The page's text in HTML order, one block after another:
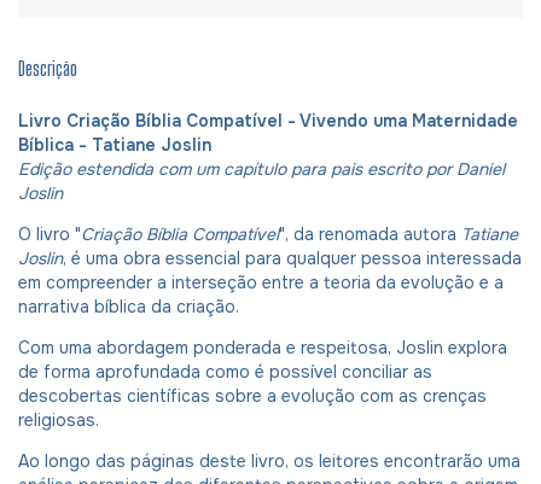
Descrição
Livro Criação Bíblia Compatível - Vivendo uma Maternidade
Bíblica - Tatiane Joslin
Edição estendida com um capítulo para pais escrito por Daniel
Joslin
O livro "Criação Bíblia Compatível", da renomada autora Tatiane
Joslin, é uma obra essencial para qualquer pessoa interessada
em compreender a interseção entre a teoria da evolução e a
narrativa bíblica da criação.
Com uma abordagem ponderada e respeitosa, Joslin explora
de forma aprofundada como é possível conciliar as
descobertas científicas sobre a evolução com as crenças
religiosas.
Ao longo das páginas deste livro, os leitores encontrarão uma